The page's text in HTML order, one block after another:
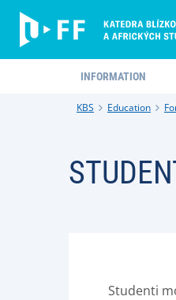
INFORMATION
KBS Education
Studenti